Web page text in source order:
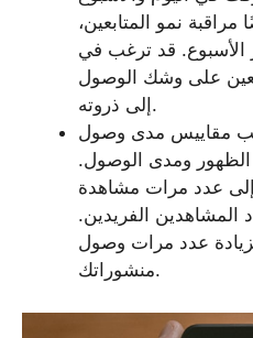
نمو المتابعين،
الأسبوع. قد ترغب في
على وشك الوصول
إلى ذروته.
مقاييس مدى وصول
ومدى الوصول.
عدد مرات مشاهدة
المشاهدين الفريدين.
عدد مرات وصول
منشوراتك.